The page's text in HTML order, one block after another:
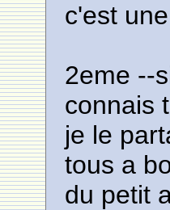
c'est
2eme --
connais
je le
tous a
du petit